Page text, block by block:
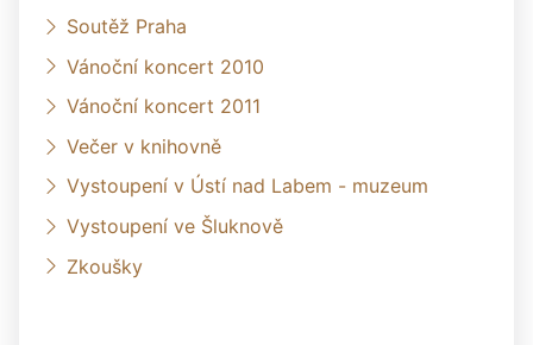
Soutěž Praha
Vánoční koncert 2010
Vánoční koncert 2011
Večer v knihovně
Vystoupení v Ústí nad Labem - muzeum
Vystoupení ve Šluknově
Zkoušky